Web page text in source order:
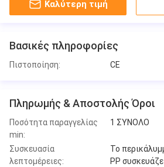
Καλύτερη τιμή
Βασικές πληροφορίες
Πιστοποίηση: CE
Πληρωμής & Αποστολής Όροι
Ποσότητα παραγγελίας
min:
1 ΣΥΝΟΛΟ
Συσκευασία
λεπτομέρειες:
Το
PP